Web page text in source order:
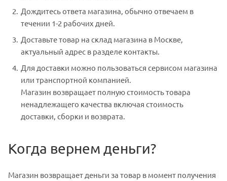
Дождитесь ответа магазина, обычно отвечаем в
течении 1-2 рабочих дней.
Доставьте товар на склад магазина в Москве,
актуальный адрес в разделе контакты.
Для доставки можно пользоваться сервисом магазина
или транспортной компанией.
Магазин возвращает полную стоимость товара
ненадлежащего качества включая стоимость
доставки, сборки и возврата.
Когда вернем деньги?
Магазин возвращает деньги за товар в момент получения